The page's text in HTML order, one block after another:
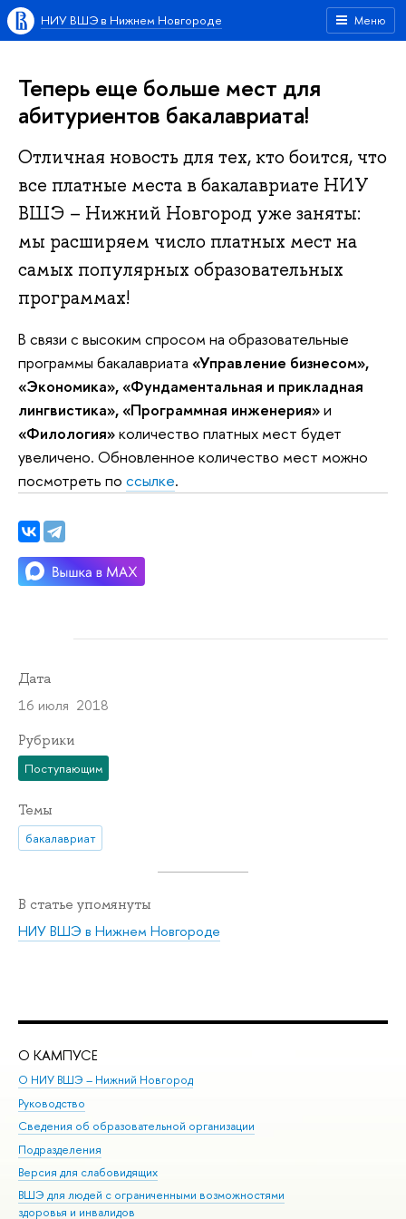
Меню
НИУ ВШЭ в Нижнем Новгороде
Теперь еще больше мест для
абитуриентов бакалавриата!
Отличная новость для тех, кто боится, что
все платные места в бакалавриате НИУ
ВШЭ – Нижний Новгород уже заняты:
мы расширяем число платных мест на
самых популярных образовательных
программах!
В связи с высоким спросом на образовательные
программы бакалавриата «Управление бизнесом»,
«Экономика», «Фундаментальная и прикладная
лингвистика», «Программная инженерия»и
«Филология»количество платных мест будет
увеличено. Обновленное количество мест можно
посмотреть по ссылке.
Дата
16 июля 2018
Рубрики
Поступающим
Темы
бакалавриат
В статье упомянуты
НИУ ВШЭ в Нижнем Новгороде
О КАМПУСЕ
О НИУ ВШЭ – Нижний Новгород
Руководство
Сведения об образовательной организации
Подразделения
Версия для слабовидящих
ВШЭ для людей с ограниченными возможностями
здоровья и инвалидов